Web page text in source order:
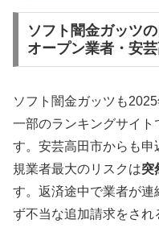
ソフト闇金ガッツ
オープン業者・安
ソフト闇金ガッツも
一部のランキングサイト
す。安芸高田市からも
規業者最大のリスクは突
す。返済途中で業者が連
ず不当な追加請求をされ